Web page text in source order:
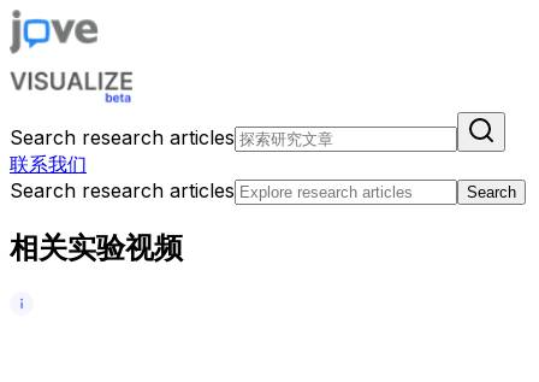
Search research articles
联系我们
Search research articles
Search
相关实验视频